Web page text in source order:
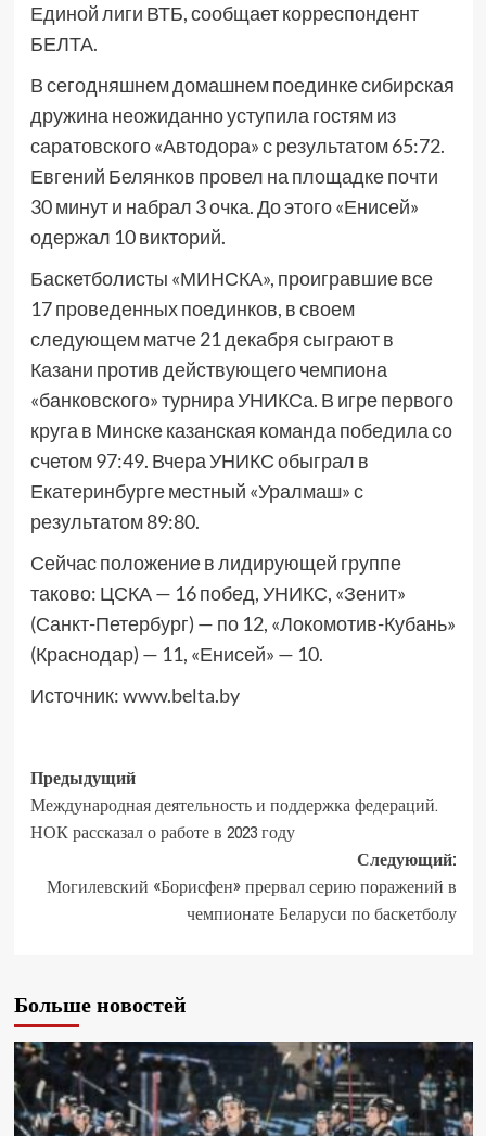
Единой лиги ВТБ, сообщает корреспондент
БЕЛТА.
В сегодняшнем домашнем поединке сибирская
дружина неожиданно уступила гостям из
саратовского «Автодора» с результатом 65:72.
Евгений Белянков провел на площадке почти
30 минут и набрал 3 очка. До этого «Енисей»
одержал 10 викторий.
Баскетболисты «МИНСКА», проигравшие все
17 проведенных поединков, в своем
следующем матче 21 декабря сыграют в
Казани против действующего чемпиона
«банковского» турнира УНИКСа. В игре первого
круга в Минске казанская команда победила со
счетом 97:49. Вчера УНИКС обыграл в
Екатеринбурге местный «Уралмаш» с
результатом 89:80.
Сейчас положение в лидирующей группе
таково: ЦСКА — 16 побед, УНИКС, «Зенит»
(Санкт-Петербург) — по 12, «Локомотив-Кубань»
(Краснодар) — 11, «Енисей» — 10.
Источник:www.belta.by
Предыдущий
Международная деятельность и поддержка федераций.
НОК рассказал о работе в 2023 году
Следующий:
Могилевский «Борисфен» прервал серию поражений в
чемпионате Беларуси по баскетболу
Больше новостей